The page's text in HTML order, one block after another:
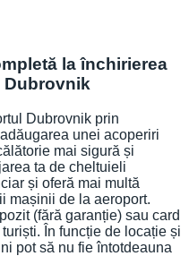
la închirierea
Dubrovnik
Dubrovnik prin
unei acoperiri
mai sigură și
ta de cheltuieli
și oferă mai multă
mașinii de la aeroport.
(fără garanție) sau card
În funcție de locație și
pot să nu fie întotdeauna